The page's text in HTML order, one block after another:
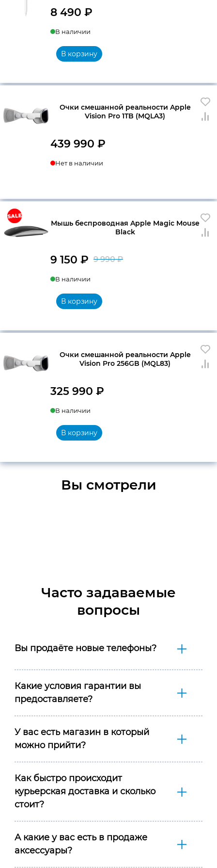
8 490 ₽
В наличии
В корзину
Очки смешанной реальности Apple
Vision Pro 1TB (MQLA3)
439 990 ₽
Нет в наличии
Мышь беспроводная Apple Magic Mouse
Black
9 990₽
990 ₽.
9 150 ₽
В наличии
В корзину
Очки смешанной реальности Apple
Vision Pro 256GB (MQL83)
325 990 ₽
В наличии
В корзину
Вы смотрели
Часто задаваемые
вопросы
Вы продаёте новые телефоны?
Какие условия гарантии вы
предоставляете?
У вас есть магазин в который
можно прийти?
Как быстро происходит
курьерская доставка и сколько
стоит?
А какие у вас есть в продаже
аксессуары?